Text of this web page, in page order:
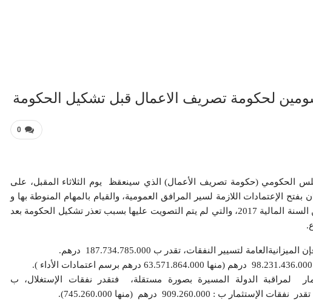
لحكومة تصريف الاعمال قبل تشكيل الحكومة
0
الحكومي (حكومة تصريف الأعمال) الذي سينعقظ يوم الثلاثاء المقبل، على
الإعتمادات اللازمة لسير المرافق العمومية، والقيام بالمهام المنوطة بها و
كذا استخلاص بعض الموارد عن السنة المالية 2017، والتي لم يتم التصويت عليها بسبب تعذر تشكيل الحكومة بعد
لمراقبة الدولة المسيرة بصورة مستقلة، فتقدر نفقات الإستغلال، ب